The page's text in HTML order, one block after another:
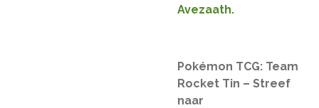
Avezaath.
Pokémon TCG: Team
Rocket Tin – Streef
naar